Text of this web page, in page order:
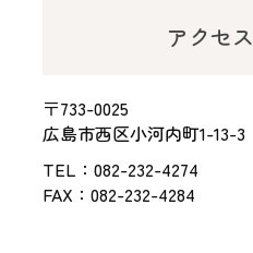
アクセス
〒733-0025
広島市西区小河内町1-13-3
TEL：082-232-4274
FAX：082-232-4284